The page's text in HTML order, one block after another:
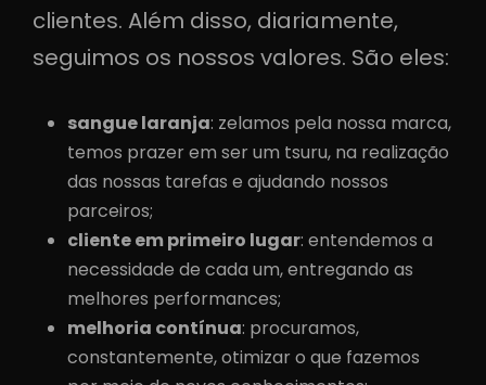
clientes. Além disso, diariamente,
seguimos os nossos valores. São eles:
sangue laranja: zelamos pela nossa marca,
temos prazer em ser um tsuru, na realização
das nossas tarefas e ajudando nossos
parceiros;
cliente em primeiro lugar: entendemos a
necessidade de cada um, entregando as
melhores performances;
melhoria contínua: procuramos,
constantemente, otimizar o que fazemos